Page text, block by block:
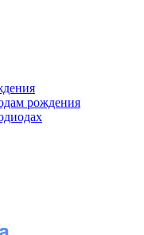
рождения